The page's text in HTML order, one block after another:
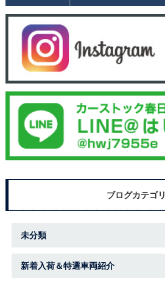
ブログカテゴリ
未分類
新着入荷＆特選車両紹介